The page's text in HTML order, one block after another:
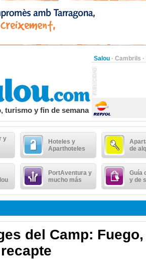
Salou · Cambrils ·
turismo y fin de semana
y
Hoteles y
Aparthoteles
de
PortAventura y
mucho más
Guía
y de
del Camp: